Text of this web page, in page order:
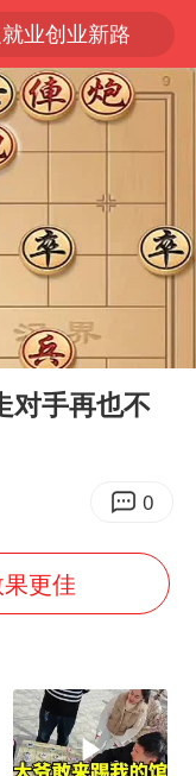
业创业新路
24小时不关空调 电费反而更低？
”换钞
美元关税
授刘海明逝世
维持强台风级！白海豚直奔华东沿海
午弹性离岗
顾客结账把钱扔地上 服务员霸气扔回
日本籍女网红在韩直播时自杀身亡
南太行山失联女孩最后信号不在山林
李亚鹏向地铁吐血女孩捐99999元
对手再也不
0
更佳